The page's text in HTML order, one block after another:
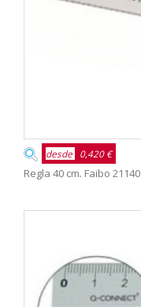
desde 0,420 €
Regla 40 cm. Faibo 21140